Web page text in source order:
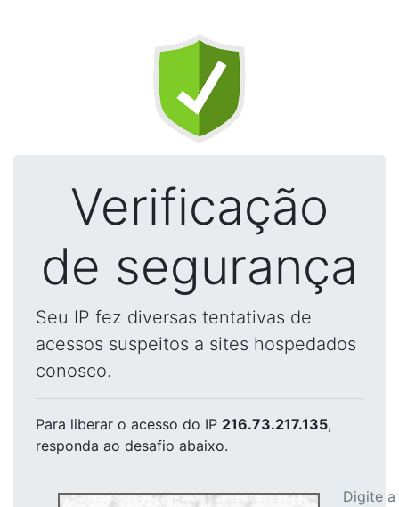
Verificação
de segurança
Seu IP fez diversas tentativas de
acessos suspeitos a sites hospedados
conosco.
Para liberar o acesso do IP 216.73.217.135,
responda ao desafio abaixo.
Digite